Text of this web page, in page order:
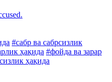
#сабр ва сабрсизлик
ҳақида #фойда ва зарар
ҳақида